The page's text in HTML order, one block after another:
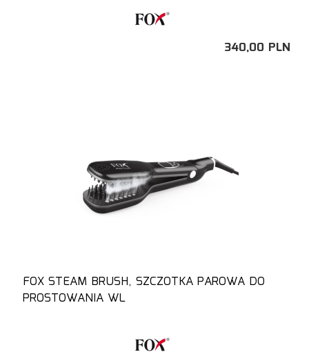
340,00 PLN
FOX STEAM BRUSH, SZCZOTKA PAROWA DO
PROSTOWANIA WL